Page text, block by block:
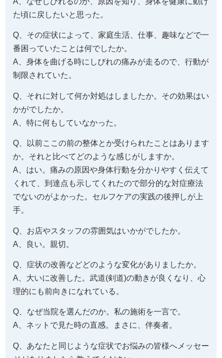
た頃に戻したいと思った。
Q、その症状によって、家庭生活、仕事、趣味などで一
番困っていたことは何でしたか。
A、身体を曲げる時にしびれの痛みが走るので、行動が
制限されていた。
Q、それに対して何か対処はしましたか。その効果はい
かがでしたか。
A、特に何もしていなかった。
Q、以前ここの前の整体とか受けられたことはあります
か。それと比べてどのような感じがしますか。
A、はい。痛みの原因や身体行動を分かりやすく伝えて
くれて、到達点も示してくれたので部分的な対症療法
でないのがよかった。セルフケアの実践の後押しが上
手。
Q、お店やスタッフの雰囲気はいかがでしたか。
A、良い。親切。
Q、症状の改善などどのような変化がありましたか。
A、大いに改善した。武道(剣道)の動きが良くなり、心
理的にも前向きになれている。
Q、なぜ当院を選んだのか。私の施術を一言で。
A、ネットで見た時の直感。まさに、伴奏者。
Q、あなたと同じような症状でお悩みの皆様へメッセー